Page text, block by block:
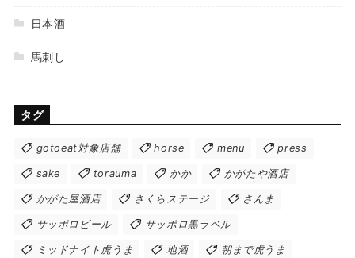
日本酒
馬刺し
タグ
gotoeat対象店舗 horse menu press
sake torauma かか かがたや酒店
かがた屋酒店 さくらステージ さんま
サッポロビール サッポロ黒ラベル
ミッドナイト虎うま 地酒 朝まで虎うま